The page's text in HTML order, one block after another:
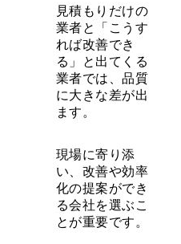
見積もりだけの
業者と「こうす
れば改善でき
る」と出てくる
業者では、品質
に大きな差が出
ます。
現場に寄り添
い、改善や効率
化の提案ができ
る会社を選ぶこ
とが重要です。